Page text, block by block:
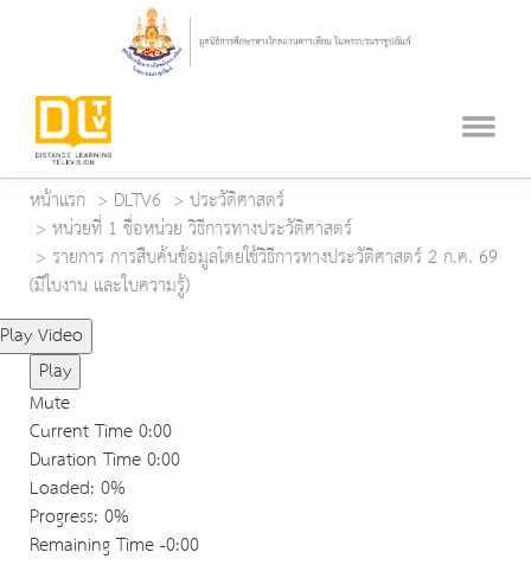
หน้าแรก DLTV6
ประวัติศาสตร์
หน่วยที่ 1 ชื่อหน่วย วิธีการทางประวัติศาสตร์
รายการ การสืบค้นข้อมูลโดยใช้วิธีการทางประวัติศาสตร์ 2 ก.ค. 69
(มีใบงาน และใบความรู้)
Play Video
Play
Mute
Current Time0:00
Duration Time0:00
Loaded: 0%
Progress: 0%
Remaining Time-0:00